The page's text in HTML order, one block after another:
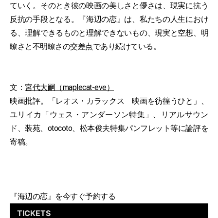
ていく。そのとき彼の映画の美しさと儚さは、現実に抗う
反抗の手段となる。『海辺の恋』は、私たちの人生におけ
る、理解できるものと理解できないもの、現実と空想、明
瞭さと不明瞭さの交差点であり続けている。
文： 宮代大嗣（maplecat-eve）
映画批評。「レオス・カラックス 映画を彷徨うひと」、
ユリイカ「ウェス・アンダーソン特集」、リアルサウン
ド、装苑、otocoto、松本俊夫特集パンフレット等に論評を
寄稿。
『海辺の恋』を今すぐ予約する